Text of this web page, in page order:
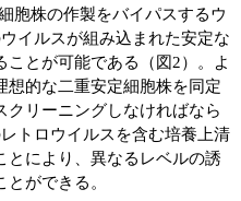
胞株の作製をバイパスするウ
イルスが組み込まれた安定な
とが可能である（図2）。よ
想的な二重安定細胞株を同定
リーニングしなければなら
トロウイルスを含む培養上清
とにより、異なるレベルの誘
ができる。